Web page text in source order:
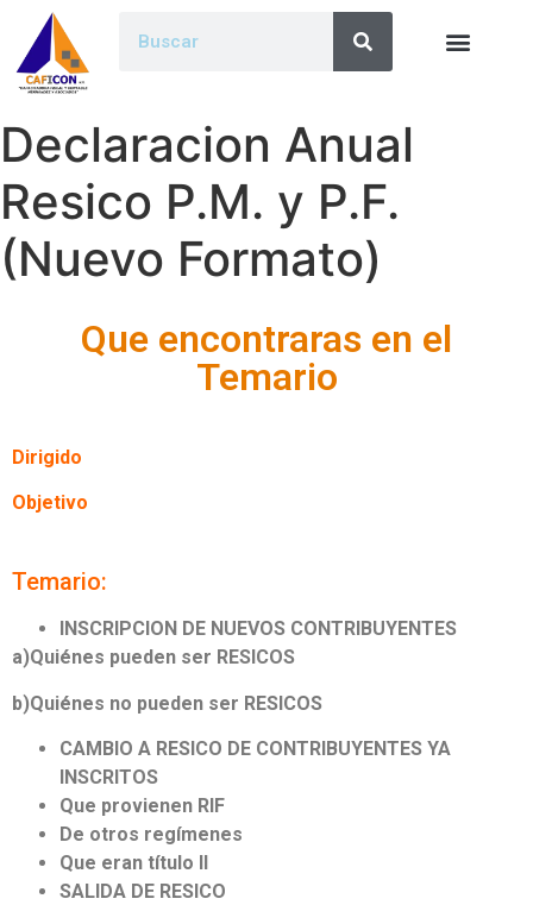
Declaracion Anual
Resico P.M. y P.F.
(Nuevo Formato)
Que encontraras en el
Temario
Dirigido
Objetivo
Temario:
INSCRIPCION DE NUEVOS CONTRIBUYENTES
a)Quiénes pueden ser RESICOS
b)Quiénes no pueden ser RESICOS
CAMBIO A RESICO DE CONTRIBUYENTES YA
INSCRITOS
Que provienen RIF
De otros regímenes
Que eran título II
SALIDA DE RESICO